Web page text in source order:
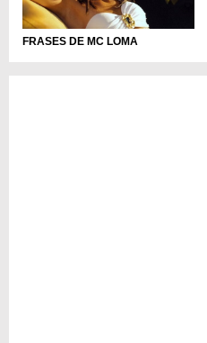
FRASES DE MC LOMA